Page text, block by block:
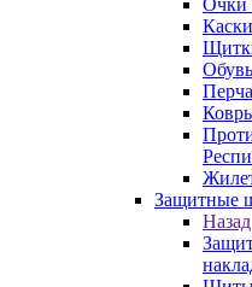
Очки
Защитные
Назад